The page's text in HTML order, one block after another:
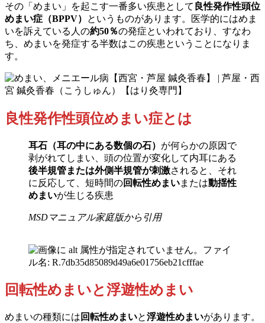
その「めまい」を起こす一番多い疾患として 良性発作性頭位
めまい症（BPPV）
というものがあります。医学的にはめま
いを訴えている人の約50％の発症といわれており、すなわ
ち、めまいを発症する半数はこの疾患ということになりま
す。
良性発作性頭位めまい症とは
耳石（耳の中にある数個の石） が何らかの原因で
剥がれてしまい、頭の位置が変化して内耳にある
後半規管または外側半規管が刺激されると、それ
に反応して、短時間の回転性めまいまたは動揺性
めまいが生じる疾患
MSDマニュアル家庭版から引用
回転性めまいと浮遊性めまい
めまいの種類には 回転性めまいと浮遊性めまいがあります。